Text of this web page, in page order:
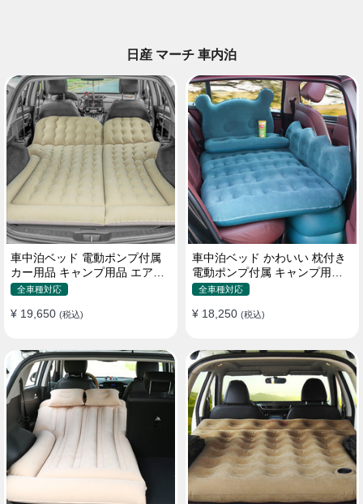
日産 マーチ 車内泊
車中泊ベッド 電動ポンプ付属
カー用品 キャンプ用品 エアー
ベッド SUV車 普通車適用
全車種対応
¥ 19,650 (税込)
車中泊ベッド かわいい 枕付き
電動ポンプ付属 キャンプ用品
全車種対応
¥ 18,250 (税込)